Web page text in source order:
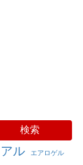
検索
ル エアロゲル